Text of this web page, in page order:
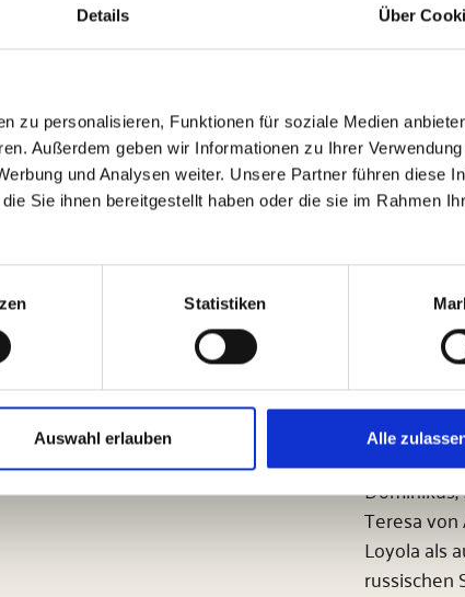
Details Über
zu personalisieren, Funktionen für soziale Medien
Außerdem geben wir Informationen zu Ihrer
und Analysen weiter. Unsere Partner führen diese
Sie ihnen bereitgestellt haben oder die sie im Rahmen
Statistiken
Auswahl erlauben Alle
Heiligen der ungeteilten
hl. Johannes Cassian.
Heiligen der ungeteilten
hl. Johannes Cassian.
Die Rede
in der
zählt
– und
und
östlichem
Wie kam
welches
wie
Dominikus,
Teresa von
Loyola als
russischen